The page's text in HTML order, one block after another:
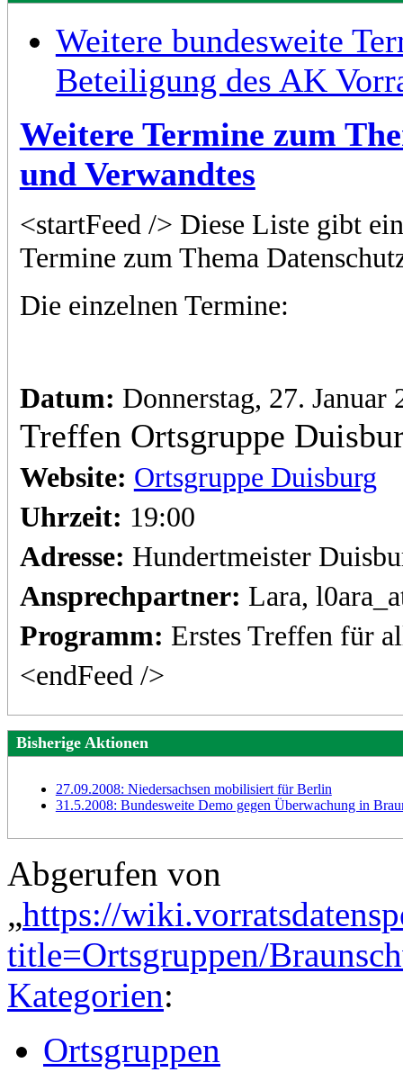
Weitere bundesweite
Beteiligung des AK
Weitere Termine zum
und Verwandtes
<startFeed /> Diese Liste gibt
Termine zum Thema
Die einzelnen Termine:
Datum: Donnerstag, 27. Januar
Treffen Ortsgruppe
Website: Ortsgruppe Duisburg
Uhrzeit: 19:00
Adresse: Hundertmeister
Ansprechpartner: Lara,
Programm: Erstes Treffen für
<endFeed />
Bisherige Aktionen
27.09.2008: Niedersachsen mobilisiert für Berlin
31.5.2008: Bundesweite Demo gegen Überwachung in
Abgerufen von
„https://
title=Ortsgruppen/
Kategorien:
Ortsgruppen